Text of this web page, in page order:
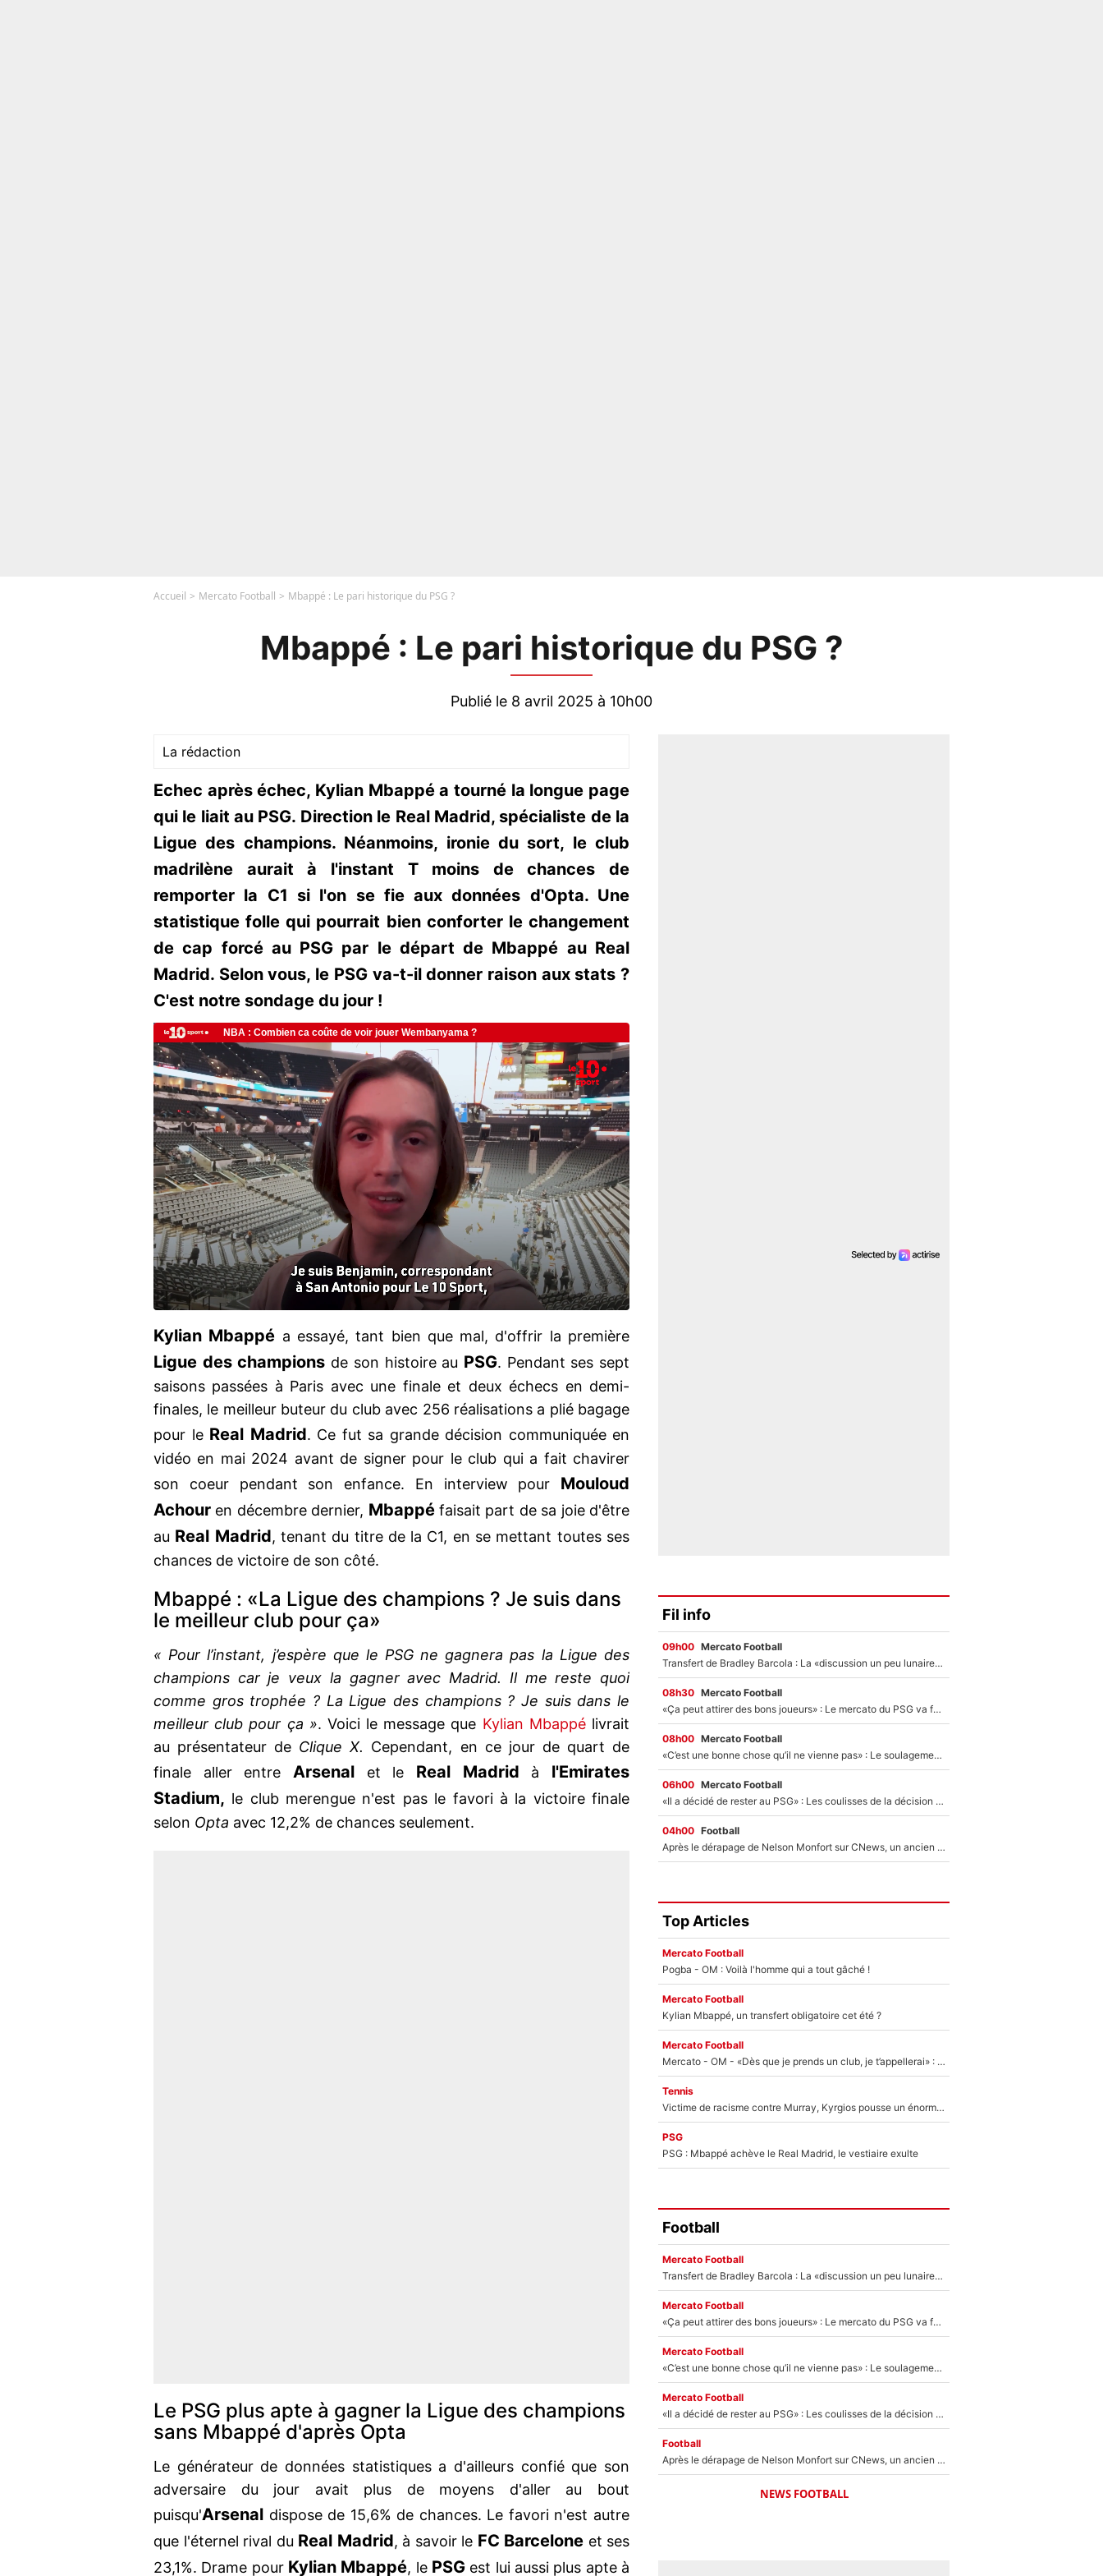
Accueil Mercato Football Mbappé : Le pari historique du PSG ?
Mbappé : Le pari historique du PSG ?
Publié le 8 avril 2025 à 10h00
La rédaction
Echec après échec, Kylian Mbappé a tourné la longue page
qui le liait au PSG. Direction le Real Madrid, spécialiste de la
Ligue des champions. Néanmoins, ironie du sort, le club
madrilène aurait à l'instant T moins de chances de
remporter la C1 si l'on se fie aux données d'Opta. Une
statistique folle qui pourrait bien conforter le changement
de cap forcé au PSG par le départ de Mbappé au Real
Madrid. Selon vous, le PSG va-t-il donner raison aux stats ?
C'est notre sondage du jour !
Kylian Mbappé a essayé, tant bien que mal, d'offrir la première
Ligue des champions de son histoire au PSG. Pendant ses sept
saisons passées à Paris avec une finale et deux échecs en demi-
finales, le meilleur buteur du club avec 256 réalisations a plié bagage
pour le Real Madrid. Ce fut sa grande décision communiquée en
vidéo en mai 2024 avant de signer pour le club qui a fait chavirer
son coeur pendant son enfance. En interview pour Mouloud
Achour en décembre dernier, Mbappéfaisait part de sa joie d'être
au Real Madrid, tenant du titre de la C1, en se mettant toutes ses
chances de victoire de son côté.
Mbappé : «La Ligue des champions ? Je suis dans
le meilleur club pour ça»
« Pour l’instant, j’espère que le PSG ne gagnera pas la Ligue des
champions car je veux la gagner avec Madrid. Il me reste quoi
comme gros trophée ? La Ligue des champions ? Je suis dans le
meilleur club pour ça ». Voici le message que Kylian Mbappélivrait
au présentateur de Clique X. Cependant, en ce jour de quart de
finale aller entre Arsenal et le Real Madrid à l'Emirates
Stadium, le club merengue n'est pas le favori à la victoire finale
selon Opta avec 12,2% de chances seulement.
Le PSG plus apte à gagner la Ligue des champions
sans Mbappé d'après Opta
Le générateur de données statistiques a d'ailleurs confié que son
adversaire du jour avait plus de moyens d'aller au bout
puisqu'Arsenal dispose de 15,6% de chances. Le favori n'est autre
que l'éternel rival du Real Madrid, à savoir le FC Barcelone et ses
23,1%. Drame pour Kylian Mbappé, le PSG est lui aussi plus apte à
Fil info
09h00 Mercato Football
Transfert de Bradley Barcola : La «discussion un peu lunaire» qui l'a convaincu de quitter le PSG, son entourage est pointé du doigt
08h30 Mercato Football
«Ça peut attirer des bons joueurs» : Le mercato du PSG va faire des victimes dans l'effectif de Luis Enrique ?
08h00 Mercato Football
«C’est une bonne chose qu’il ne vienne pas» : Le soulagement de l'After Foot après le transfert avorté de Yan Diomandé au PSG
06h00 Mercato Football
«Il a décidé de rester au PSG» : Les coulisses de la décision de Lucas Chevalier pour son transfert
04h00 Football
Après le dérapage de Nelson Monfort sur CNews, un ancien journaliste de France Télévisions relance la polémique sur les incendies en Gironde
Top Articles
Mercato Football
Pogba - OM : Voilà l'homme qui a tout gâché !
Mercato Football
Kylian Mbappé, un transfert obligatoire cet été ?
Mercato Football
Mercato - OM - «Dès que je prends un club, je t’appellerai» : La promesse de Marcelino au moment de claquer la porte
Tennis
Victime de racisme contre Murray, Kyrgios pousse un énorme coup de gueule !
PSG
PSG : Mbappé achève le Real Madrid, le vestiaire exulte
Football
Mercato Football
Transfert de Bradley Barcola : La «discussion un peu lunaire» qui l'a convaincu de quitter le PSG, son entourage est pointé du doigt
Mercato Football
«Ça peut attirer des bons joueurs» : Le mercato du PSG va faire des victimes dans l'effectif de Luis Enrique ?
Mercato Football
«C’est une bonne chose qu’il ne vienne pas» : Le soulagement de l'After Foot après le transfert avorté de Yan Diomandé au PSG
Mercato Football
«Il a décidé de rester au PSG» : Les coulisses de la décision de Lucas Chevalier pour son transfert
Football
Après le dérapage de Nelson Monfort sur CNews, un ancien journaliste de France Télévisions relance la polémique sur les incendies en Gironde
NEWS FOOTBALL